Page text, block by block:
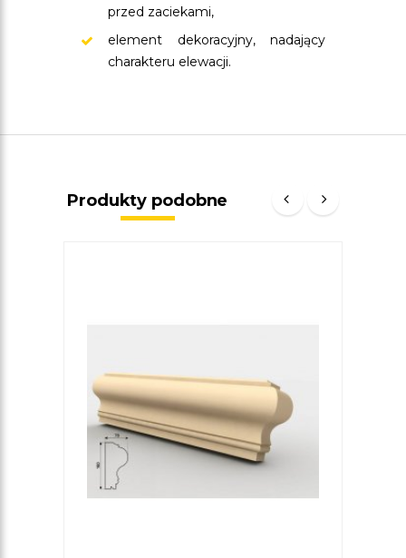
przed zaciekami,
element dekoracyjny, nadający
charakteru elewacji.
Produkty podobne